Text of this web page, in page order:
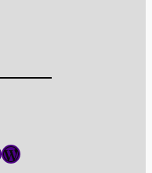
WordPress